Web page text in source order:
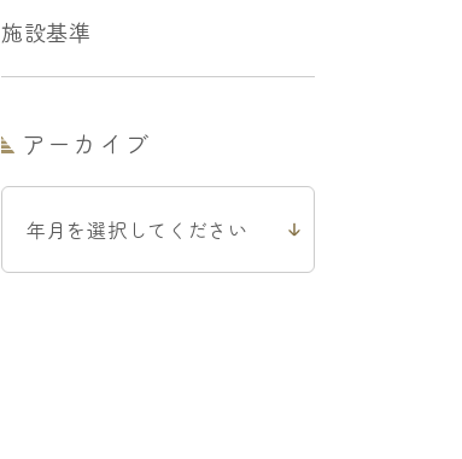
施設基準
アーカイブ